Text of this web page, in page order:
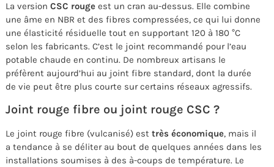
La version CSC rouge est un cran au-dessus. Elle combine
une âme en NBR et des fibres compressées, ce qui lui donne
une élasticité résiduelle tout en supportant 120 à 180 °C
selon les fabricants. C’est le joint recommandé pour l’eau
potable chaude en continu. De nombreux artisans le
préfèrent aujourd’hui au joint fibre standard, dont la durée
de vie peut être plus courte sur certains réseaux agressifs.
Joint rouge fibre ou joint rouge CSC ?
Le joint rouge fibre (vulcanisé) est très économique, mais il
a tendance à se déliter au bout de quelques années dans les
installations soumises à des à-coups de température. Le